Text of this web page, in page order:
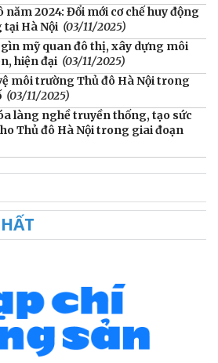
2024: Đổi mới cơ chế huy động
tại Hà Nội (03/11/2025)
mỹ quan đô thị, xây dựng môi
hiện đại (03/11/2025)
môi trường Thủ đô Hà Nội trong
(03/11/2025)
làng nghề truyền thống, tạo sức
Thủ đô Hà Nội trong giai đoạn